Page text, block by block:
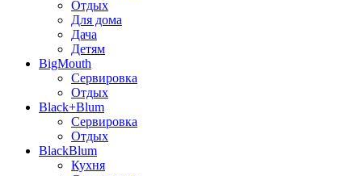
Отдых
Для дома
Дача
Детям
BigMouth
Сервировка
Отдых
Black+Blum
Сервировка
Отдых
BlackBlum
Кухня